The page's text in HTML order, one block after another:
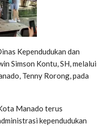
Kependudukan dan
Simson Kontu, SH, melalui
Tenny Rorong, pada
Manado terus
kependudukan